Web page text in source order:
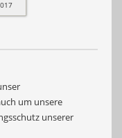
um unsere
unserer